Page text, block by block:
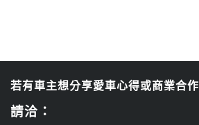
若有車主想分享愛車心得或商業合作
請洽：